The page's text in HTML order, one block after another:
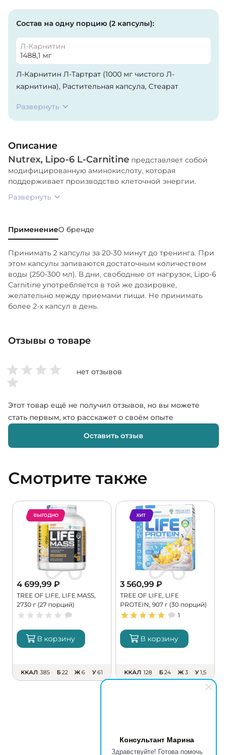
Консультант Марина
Здравствуйте! Готова помочь
Состав на одну порцию (2 капсулы):
Л-Карнитин
1488,1 мг
Л-Карнитин Л-Тартрат (1000 мг чистого Л-
карнитина), Растительная капсула, Стеарат
Микрокристаллическая целлюлоза.
Развернуть
Описание
Nutrex, Lipo-6 L-Carnitine представляет собой
модифицированную аминокислоту, которая
поддерживает производство клеточной энергии.
Развернуть
ПрименениеО бренде
Принимать 2 капсулы за 20-30 минут до тренинга. При
этом капсулы запиваются достаточным количеством
воды (250-300 мл). В дни, свободные от нагрузок, Lipo-6
Carnitine употребляется в той же дозировке,
желательно между приемами пищи. Не принимать
более 2-х капсул в день.
Отзывы о товаре
нет отзывов
Этот товар ещё не получил отзывов, но вы можете
стать первым, кто расскажет о своём опыте
Оставить отзыв
Смотрите также
ВЫГОДНО
4 699,99 ₽
TREE OF LIFE, LIFE MASS,
2730 г (27 порций)
В корзину
ККАЛ 385 Б22 Ж 6 У61
ХИТ
3 560,99 ₽
TREE OF LIFE, LIFE
PROTEIN, 907 г (30 порций)
1
В корзину
ККАЛ 128 Б24 Ж 3 У1,5